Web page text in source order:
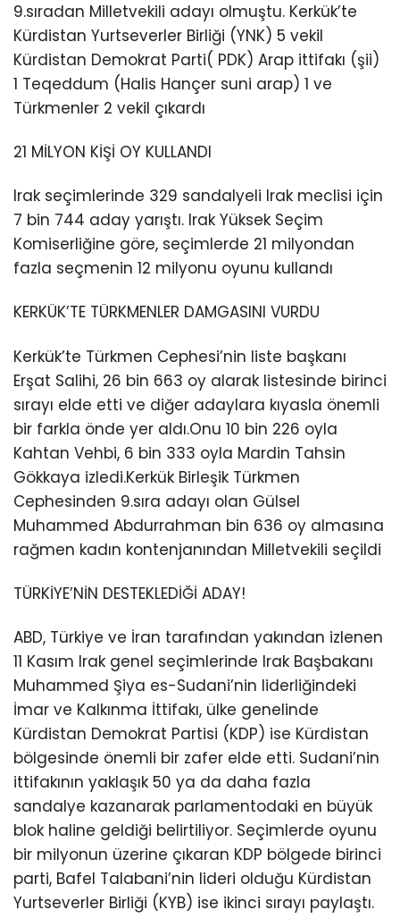
9.sıradan Milletvekili adayı olmuştu. Kerkük’te
Kürdistan Yurtseverler Birliği (YNK) 5 vekil
Kürdistan Demokrat Parti( PDK) Arap ittifakı (şii)
1 Teqeddum (Halis Hançer suni arap) 1 ve
Türkmenler 2 vekil çıkardı
21 MİLYON KİŞİ OY KULLANDI
Irak seçimlerinde 329 sandalyeli Irak meclisi için
7 bin 744 aday yarıştı. Irak Yüksek Seçim
Komiserliğine göre, seçimlerde 21 milyondan
fazla seçmenin 12 milyonu oyunu kullandı
KERKÜK’TE TÜRKMENLER DAMGASINI VURDU
Kerkük’te Türkmen Cephesi’nin liste başkanı
Erşat Salihi, 26 bin 663 oy alarak listesinde birinci
sırayı elde etti ve diğer adaylara kıyasla önemli
bir farkla önde yer aldı.Onu 10 bin 226 oyla
Kahtan Vehbi, 6 bin 333 oyla Mardin Tahsin
Gökkaya izledi.Kerkük Birleşik Türkmen
Cephesinden 9.sıra adayı olan Gülsel
Muhammed Abdurrahman bin 636 oy almasına
rağmen kadın kontenjanından Milletvekili seçildi
TÜRKİYE’NİN DESTEKLEDİĞİ ADAY!
ABD, Türkiye ve İran tarafından yakından izlenen
11 Kasım Irak genel seçimlerinde Irak Başbakanı
Muhammed Şiya es-Sudani’nin liderliğindeki
İmar ve Kalkınma İttifakı, ülke genelinde
Kürdistan Demokrat Partisi (KDP) ise Kürdistan
bölgesinde önemli bir zafer elde etti. Sudani’nin
ittifakının yaklaşık 50 ya da daha fazla
sandalye kazanarak parlamentodaki en büyük
blok haline geldiği belirtiliyor. Seçimlerde oyunu
bir milyonun üzerine çıkaran KDP bölgede birinci
parti, Bafel Talabani’nin lideri olduğu Kürdistan
Yurtseverler Birliği (KYB) ise ikinci sırayı paylaştı.